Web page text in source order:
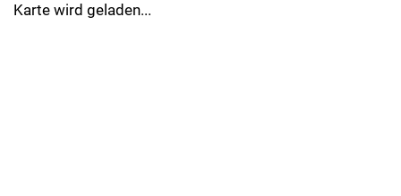
Karte wird geladen...